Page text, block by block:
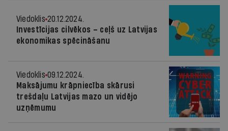
Viedoklis 20.12.2024.
Investīcijas cilvēkos – ceļš uz Latvijas
ekonomikas spēcināšanu
Viedoklis 09.12.2024.
Maksājumu krāpniecība skārusi
trešdaļu Latvijas mazo un vidējo
uzņēmumu